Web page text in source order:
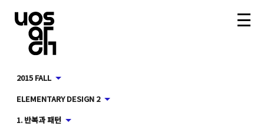
2015 FALL
ELEMENTARY DESIGN 2
1. 반복과 패턴